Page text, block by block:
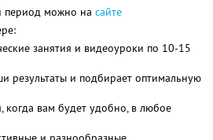
период можно на сайте
занятия и видеоуроки по 10-15
результаты и подбирает оптимальную
когда вам будет удобно, в любое